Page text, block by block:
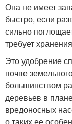
Она не имеет
быстро, если
сильно
требует
Это удобрение
почве
большинством
деревьев в
вредоносных
о таких ее